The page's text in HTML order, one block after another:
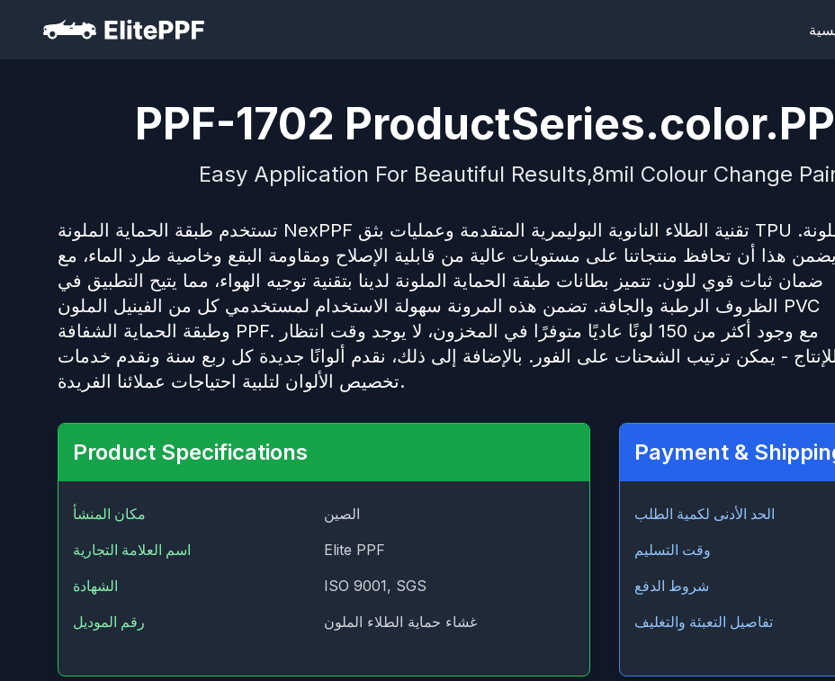
PPF-1702
Easy Application For Beautiful Results,8mil Colour Change
تستخدم طبقة الحماية الملونة NexPPF تقنية الطلاء النانوية البوليمرية المتقدمة وعمليات بثق TPU الملونة.
يضمن هذا أن تحافظ منتجاتنا على مستويات عالية من قابلية الإصلاح ومقاومة البقع وخاصية طرد الماء، مع
ضمان ثبات قوي للون. تتميز بطانات طبقة الحماية الملونة لدينا بتقنية توجيه الهواء، مما يتيح التطبيق في
الظروف الرطبة والجافة. تضمن هذه المرونة سهولة الاستخدام لمستخدمي كل من الفينيل الملون PVC
وطبقة الحماية الشفافة PPF. مع وجود أكثر من 150 لونًا عاديًا متوفرًا في المخزون، لا يوجد وقت انتظار
- يمكن ترتيب الشحنات على الفور. بالإضافة إلى ذلك، نقدم ألوانًا جديدة كل ربع سنة ونقدم خدمات
تخصيص الألوان لتلبية احتياجات عملائنا الفريدة.
Product Specifications
مكان المنشأ
الصين
اسم العلامة التجارية
Elite PPF
الشهادة
ISO 9001, SGS
رقم الموديل
غشاء حماية الطلاء الملون
Payment &
الحد الأدنى لكمية الطلب
وقت التسليم
شروط الدفع
تفاصيل التعبئة والتغليف